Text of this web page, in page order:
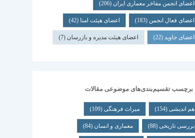
اعضای انجمن مفاخر معماری ایران (206)
اعضای فعال انجمن (183) اعضای هیئت امنا (42)
اعضای جاوید(22) اعضای هیئت مدیره و بازرسان (7)
برچسب تقسیم‌بندی‌های موضوعی مقالات
هم اندیشی(154) میراث فرهنگی(109)
بررسی تاریخی(88) معماری و انسان (84)